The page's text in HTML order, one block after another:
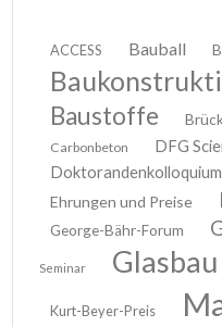
ACCESS Bauball
Baustoffe
Carbonbeton
DFG
Doktorandenkolloquium
Ehrungen und Preise
George-Bähr-Forum
Seminar Glasbau
Kurt-Beyer-Preis